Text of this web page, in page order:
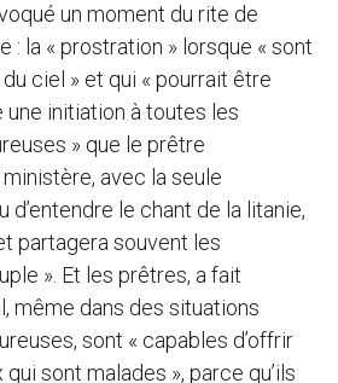
un moment du rite de
: la « prostration » lorsque « sont
ciel » et qui « pourrait être
initiation à toutes les
» que le prêtre
avec la seule
d’entendre le chant de la litanie,
partagera souvent les
». Et les prêtres, a fait
même dans des situations
sont « capables d’offrir
sont malades », parce qu’ils